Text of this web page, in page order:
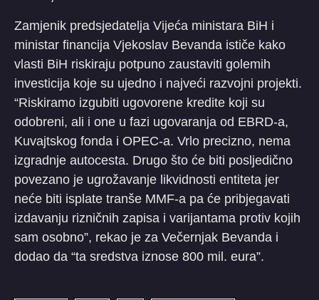
Zamjenik predsjedatelja Vijeća ministara BiH i
ministar financija Vjekoslav Bevanda ističe kako
vlasti BiH riskiraju potpuno zaustaviti golemih
investicija koje su ujedno i najveći razvojni projekti.
“Riskiramo izgubiti ugovorene kredite koji su
odobreni, ali i one u fazi ugovaranja od EBRD-a,
Kuvajtskog fonda i OPEC-a. Vrlo precizno, nema
izgradnje autocesta. Drugo što će biti posljedično
povezano je ugrožavanje likvidnosti entiteta jer
neće biti isplate tranše MMF-a pa će pribjegavati
izdavanju rizničnih zapisa i varijantama protiv kojih
sam osobno”, rekao je za Večernjak Bevanda i
dodao da “ta sredstva iznose 800 mil. eura”.